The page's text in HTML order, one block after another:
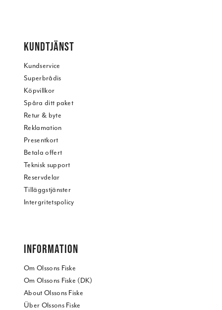
KUNDTJÄNST
Kundservice
Superbrådis
Köpvillkor
Spåra ditt paket
Retur & byte
Reklamation
Presentkort
Betala offert
Teknisk support
Reservdelar
Tilläggstjänster
Intergritetspolicy
INFORMATION
Om Olssons Fiske
Om Olssons Fiske (DK)
About Olssons Fiske
Über Olssons Fiske